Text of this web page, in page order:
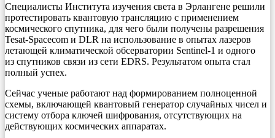
Специалисты Института изучения света в Эрлангене решили
протестировать квантовую трансляцию с применением
космического спутника, для чего были получены разрешения
Tesat-Spacecom и DLR на использование в опытах лазеров
летающей климатической обсерватории Sentinel-1 и одного
из спутников связи из сети EDRS. Результатом опыта стал
полный успех.
Сейчас ученые работают над формированием полноценной
схемы, включающей квантовый генератор случайных чисел и
систему отбора ключей шифрования, отсутствующих на
действующих космических аппаратах.